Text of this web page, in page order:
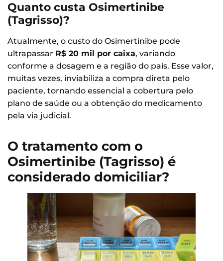
Quanto custa Osimertinibe
(Tagrisso)?
Atualmente, o custo do Osimertinibe pode
ultrapassar R$ 20 mil por caixa, variando
conforme a dosagem e a região do país. Esse valor,
muitas vezes, inviabiliza a compra direta pelo
paciente, tornando essencial a cobertura pelo
plano de saúde ou a obtenção do medicamento
pela via judicial.
O tratamento com o
Osimertinibe (Tagrisso) é
considerado domiciliar?